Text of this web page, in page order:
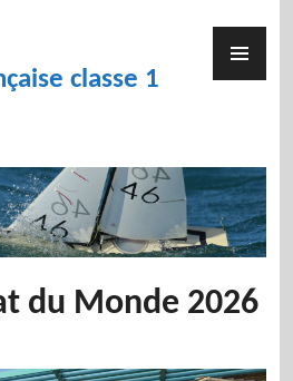
classe 1
du Monde 2026